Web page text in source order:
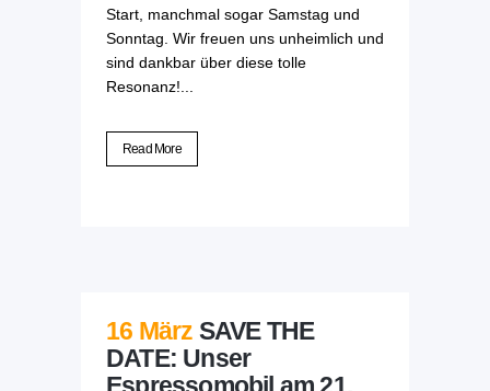
Start, manchmal sogar Samstag und
Sonntag. Wir freuen uns unheimlich und
sind dankbar über diese tolle
Resonanz!...
Read More
16 März SAVE THE
DATE: Unser